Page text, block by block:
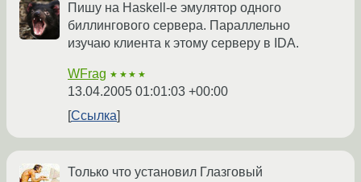
Пишу на Haskell-е эмулятор одного
биллингового сервера. Параллельно
изучаю клиента к этому серверу в IDA.
WFrag ★★★★
13.04.2005 01:01:03 +00:00
Ссылка
Только что установил Глазговый